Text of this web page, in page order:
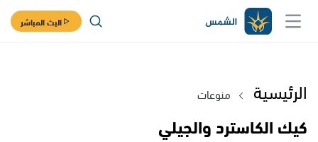
البث المباشر
الرئيسية منوعات
كيك الكاسترد والجيلي